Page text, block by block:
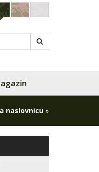
naslovnicu »